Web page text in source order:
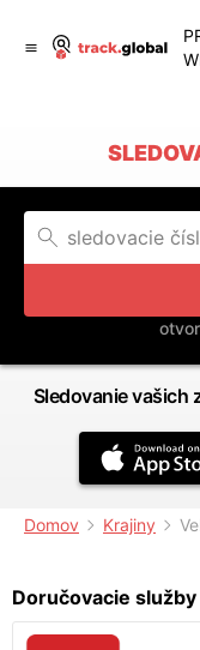
Sledovanie vašich
Domov Krajiny
Doručovacie